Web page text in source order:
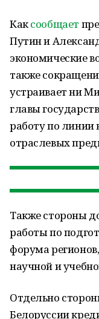
Каксообщает
Путин и
экономические
также
устраивает ни
главы
работу по линии
отраслевых
Также стороны
работы по
форума
научной и
Отдельно
Белоруссии